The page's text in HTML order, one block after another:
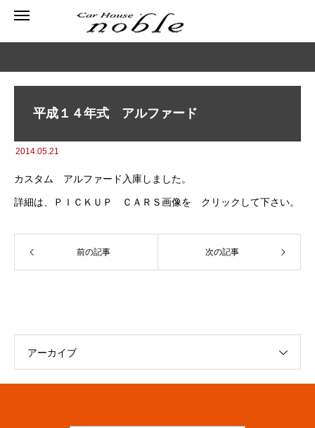
平成１４年式 アルファード
2014.05.21
カスタム アルファード入庫しました。
詳細は、ＰＩＣＫＵＰ ＣＡＲＳ画像を クリックして下さい。
前の記事 次の記事
アーカイブ